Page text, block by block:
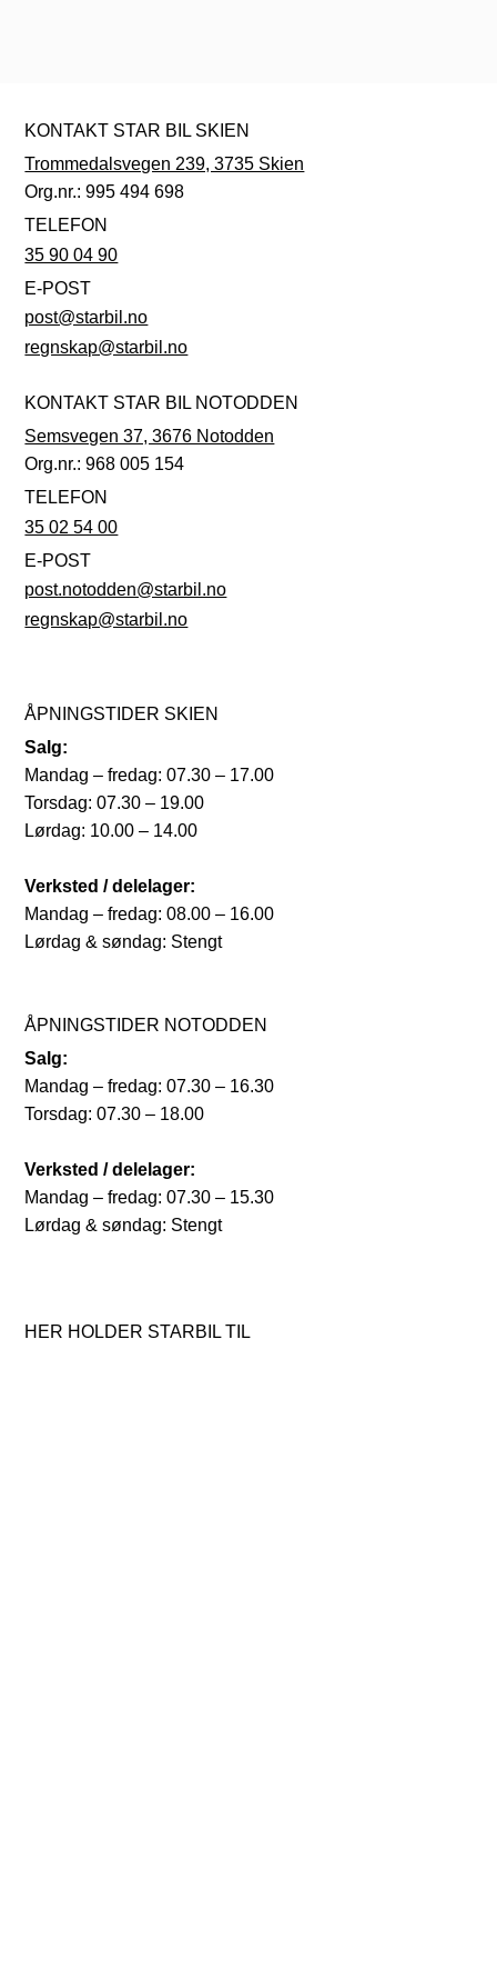
KONTAKT STAR BIL SKIEN
Trommedalsvegen 239, 3735 Skien
Org.nr.: 995 494 698
TELEFON
35 90 04 90
E-POST
post@starbil.no
regnskap@starbil.no
KONTAKT STAR BIL NOTODDEN
Semsvegen 37, 3676 Notodden
Org.nr.: 968 005 154
TELEFON
35 02 54 00
E-POST
post.notodden@starbil.no
regnskap@starbil.no
ÅPNINGSTIDER SKIEN
Salg:
Mandag – fredag: 07.30 – 17.00
Torsdag: 07.30 – 19.00
Lørdag: 10.00 – 14.00
Verksted / delelager:
Mandag – fredag: 08.00 – 16.00
Lørdag & søndag: Stengt
ÅPNINGSTIDER NOTODDEN
Salg:
Mandag – fredag: 07.30 – 16.30
Torsdag: 07.30 – 18.00
Verksted / delelager:
Mandag – fredag: 07.30 – 15.30
Lørdag & søndag: Stengt
HER HOLDER STARBIL TIL